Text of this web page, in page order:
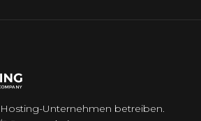
Unternehmen betreiben.